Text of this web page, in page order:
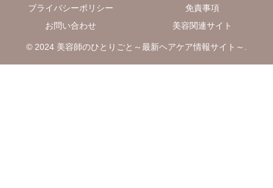
ブライバシーポリシー
免責事項
お問い合わせ
美容関連サイト
© 2024 美容師のひとりごと～最新ヘアケア情報サイト～.